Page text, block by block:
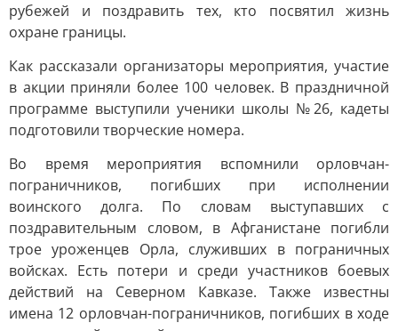
рубежей и поздравить тех, кто посвятил жизнь
охране границы.
Как рассказали организаторы мероприятия, участие
в акции приняли более 100 человек. В праздничной
программе выступили ученики школы №26, кадеты
подготовили творческие номера.
Во время мероприятия вспомнили орловчан-
пограничников, погибших при исполнении
воинского долга. По словам выступавших с
поздравительным словом, в Афганистане погибли
трое уроженцев Орла, служивших в пограничных
войсках. Есть потери и среди участников боевых
действий на Северном Кавказе. Также известны
имена 12 орловчан-пограничников, погибших в ходе